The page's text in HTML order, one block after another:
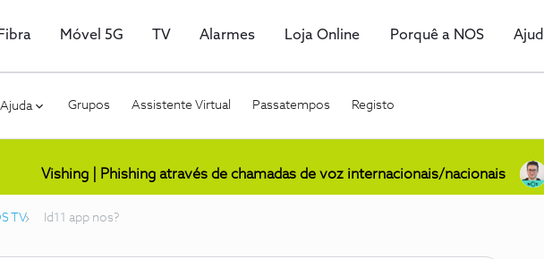
Móvel 5G TV Alarmes Loja Online Porquê a NOS
Grupos Assistente Virtual Passatempos Registo
Vishing | Phishing através de chamadas de voz internacionais/nacionais
TV Id11 app nos?